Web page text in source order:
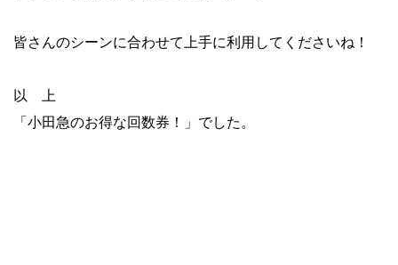
皆さんのシーンに合わせて上手に利用してくださいね！
以 上
「小田急のお得な回数券！」でした。